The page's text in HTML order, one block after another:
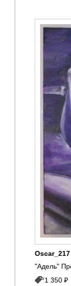
Oscar_217
"Адель"
1 350 ₽